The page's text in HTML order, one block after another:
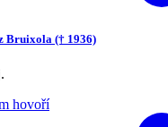
Bruixola († 1936)
hovoří